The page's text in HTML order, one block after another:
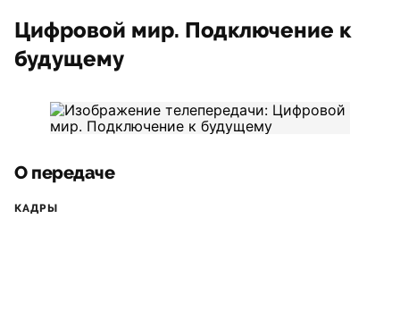
Цифровой мир. Подключение к
будущему
О передаче
КАДРЫ